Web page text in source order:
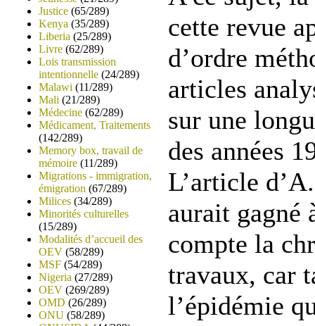
Justice (65/289)
Kenya (35/289)
Liberia (25/289)
Livre (62/289)
Lois transmission
intentionnelle (24/289)
Malawi (11/289)
Mali (21/289)
Médecine (62/289)
Médicament, Traitements
(142/289)
Memory box, travail de
mémoire (11/289)
Migrations - immigration,
émigration (67/289)
Milices (34/289)
Minorités culturelles
(15/289)
Modalités d’accueil des
OEV (58/289)
MSF (54/289)
Nigeria (27/289)
OEV (269/289)
OMD (26/289)
ONU (58/289)
cette revue
d’ordre
articles
sur une
des années
L’article
aurait gagné
compte la
travaux, car
l’épidémie